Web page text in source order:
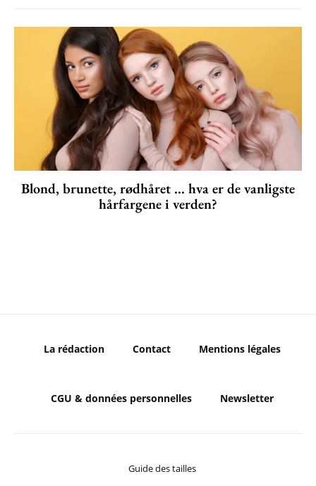
Blond, brunette, rødhåret ... hva er de vanligste
hårfargene i verden?
La rédaction Contact Mentions légales
CGU & données personnelles Newsletter
Guide des tailles